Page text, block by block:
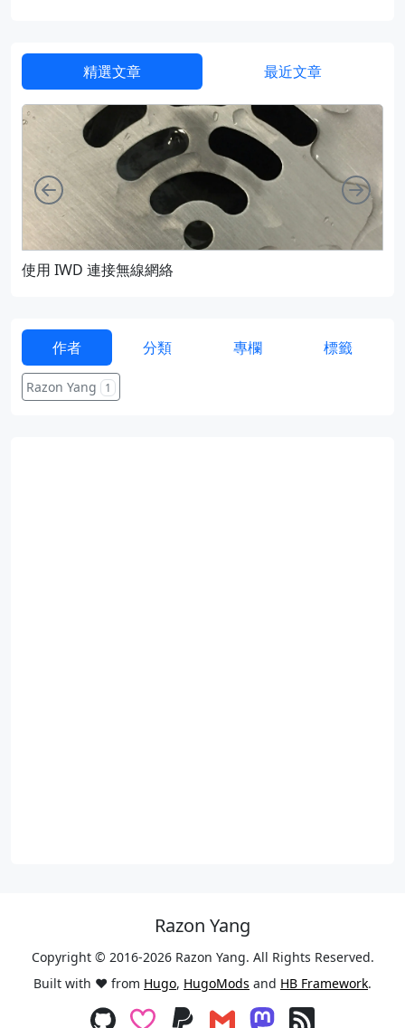
精選文章 最近文章
使用 IWD 連接無線網絡
向左 向右
作者 分類 專欄 標籤
Razon Yang 1
Razon Yang
Copyright © 2016-2026 Razon Yang. All Rights Reserved.
Built with ❤️ from Hugo, HugoMods and HB Framework.